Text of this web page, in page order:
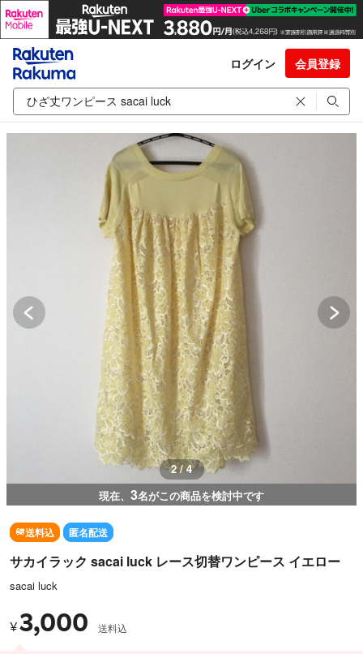
ログイン 会員登録
3 / 4
現在、 3名がこの商品を検討中です
送料込 匿名配送
サカイラック sacai luck レース切替ワンピース イエロー
sacai luck
¥3,000 送料込